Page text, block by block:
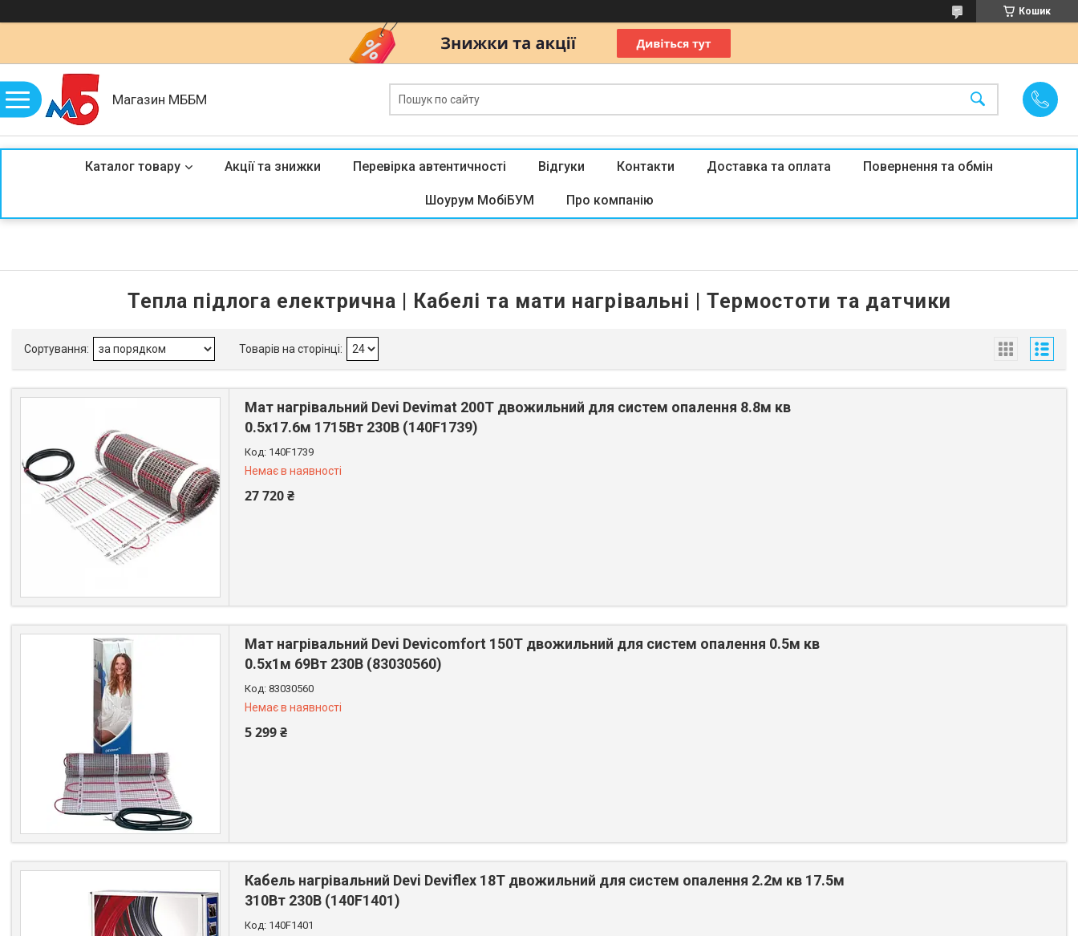
Кошик
Магазин МББМ
Каталог товару Акції та знижки Перевірка автентичності Відгуки Контакти Доставка та оплата Повернення та обмін
Шоурум МобіБУМ Про компанію
Тепла підлога електрична | Кабелі та мати нагрівальні | Термостоти та датчики
Мат нагрівальний Devi Devimat 200T двожильний для систем опалення 8.8м кв
0.5x17.6м 1715Вт 230В (140F1739)
140F1739
Немає в наявності
27 720 ₴
Мат нагрівальний Devi Devicomfort 150T двожильний для систем опалення 0.5м кв
0.5х1м 69Вт 230В (83030560)
83030560
Немає в наявності
5 299 ₴
Кабель нагрівальний Devi Deviflex 18T двожильний для систем опалення 2.2м кв 17.5м
310Вт 230В (140F1401)
140F1401